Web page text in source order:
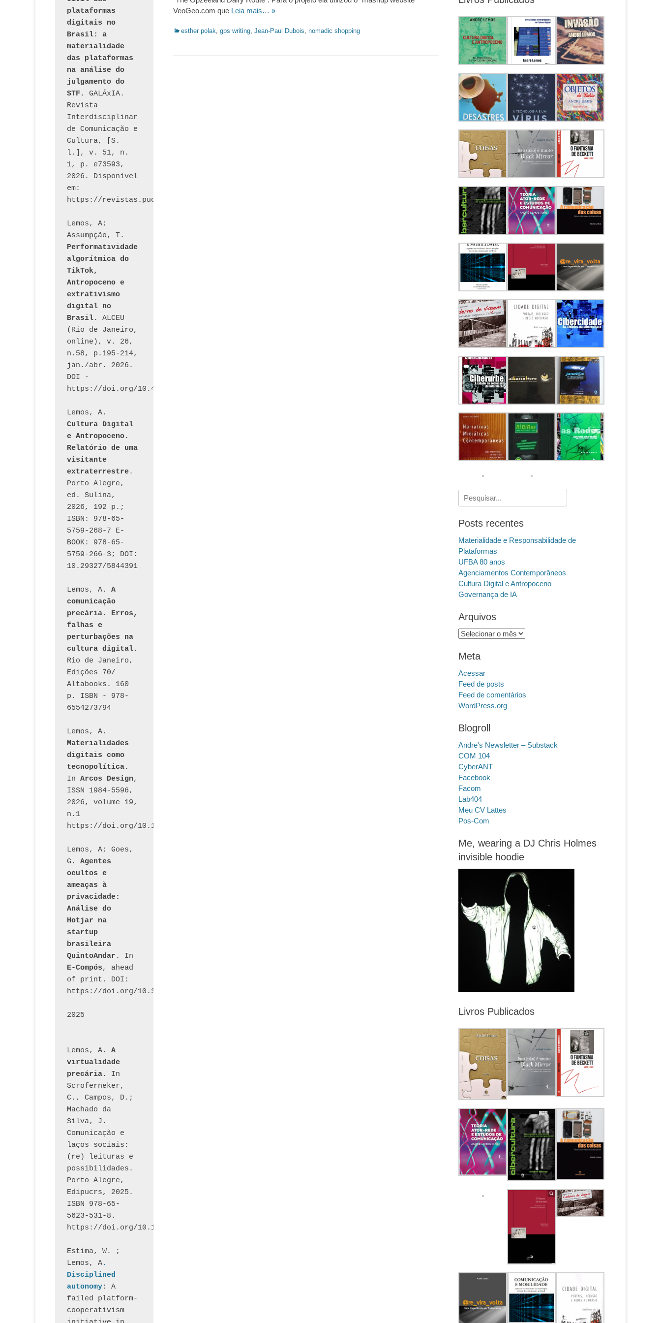
VeoGeo.com que Leia mais… »
Categorias:
esther polak, gps writing, Jean-Paul Dubois, nomadic shopping
Pesquisar
por:
Posts recentes
Materialidade e Responsabilidade de
Plataformas
UFBA 80 anos
Agenciamentos Contemporâneos
Cultura Digital e Antropoceno
Governança de IA
Arquivos
Arquivos
Meta
Acessar
Feed de posts
Feed de comentários
WordPress.org
Blogroll
Andre's Newsletter – Substack
COM 104
CyberANT
Facebook
Facom
Lab404
Meu CV Lattes
Pos-Com
Me, wearing a DJ Chris Holmes
invisible hoodie
Livros Publicados
plataformas
digitais no
Brasil: a
materialidade
das plataformas
na análise do
julgamento do
STF.
GALÁxIA.
Revista
Interdisciplinar
de Comunicação e
Cultura, [S.
l.], v. 51, n.
1, p. e73593,
2026. Disponível
em:
Lemos, A;
Performatividade
algorítmica do
TikTok,
Antropoceno e
extrativismo
digital no
Brasil. ALCEU
(Rio de Janeiro,
online), v. 26,
n.58, p.195-214,
jan./abr. 2026.
DOI -
https://doi.org/10.46391/ALCEU.v26.ed58.2026.528
Cultura Digital
e Antropoceno.
Relatório de uma
visitante
extraterrestre.
Porto Alegre,
ed. Sulina,
2026, 192 p.;
ISBN: 978-65-
5759-268-7 E-
BOOK: 978-65-
5759-266-3; DOI:
10.29327/5844391
Lemos, A. A
comunicação
precária. Erros,
falhas e
perturbações na
cultura digital.
Rio de Janeiro,
Edições 70/
Altabooks. 160
p. ISBN - 978-
6554273794
Materialidades
digitais como
tecnopolítica.
In Arcos Design,
ISSN 1984-5596,
2026, volume 19,
n.1
https://doi.org/10.12957/arcosdesign.2026.95390
Lemos, A; Goes,
G. Agentes
ocultos e
ameaças à
privacidade:
Análise do
Hotjar na
startup
brasileira
QuintoAndar
E-Compós, ahead
of print. DOI:
https://doi.org/10.30962/ecomps.3231
2025
Lemos, A. A
virtualidade
precária. In
Scroferneker,
C., Campos, D.;
Machado da
Silva, J.
Comunicação e
laços sociais:
(re) leituras e
possibilidades.
Porto Alegre,
Edipucrs, 2025.
ISBN 978-65-
5623-531-8.
https://doi.org/10.15448/1877.3
Estima, W. ;
Lemos, A.
Disciplined
autonomy: A
failed platform-
cooperativism